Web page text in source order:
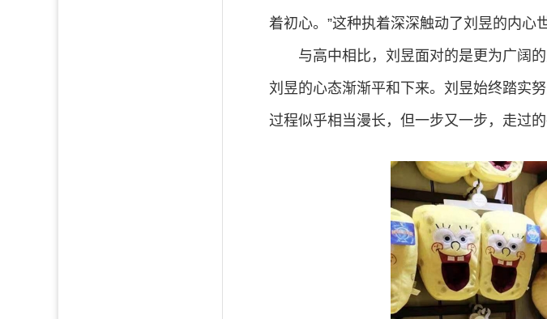
着初心。”这种执着深深触动了刘昱的内心
与高中相比，刘昱面对的是更为广阔
刘昱的心态渐渐平和下来。刘昱始终踏实
过程似乎相当漫长，但一步又一步，走过